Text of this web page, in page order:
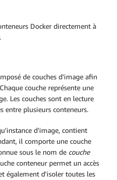
Docker directement à
de couches d'image afin
couche représente une
Les couches sont en lecture
entre plusieurs conteneurs.
d'image, contient
il comporte une couche
sous le nom de couche
conteneur permet un accès
également d'isoler toutes les